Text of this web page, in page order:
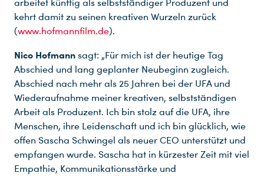
arbeitet künftig als selbstständiger Produzent und
kehrt damit zu seinen kreativen Wurzeln zurück
(www.hofmannfilm.de).
Nico Hofmann sagt: „Für mich ist der heutige Tag
Abschied und lang geplanter Neubeginn zugleich.
Abschied nach mehr als 25 Jahren bei der UFA und
Wiederaufnahme meiner kreativen, selbstständigen
Arbeit als Produzent. Ich bin stolz auf die UFA, ihre
Menschen, ihre Leidenschaft und ich bin glücklich, wie
offen Sascha Schwingel als neuer CEO unterstützt und
empfangen wurde. Sascha hat in kürzester Zeit mit viel
Empathie, Kommunikationsstärke und